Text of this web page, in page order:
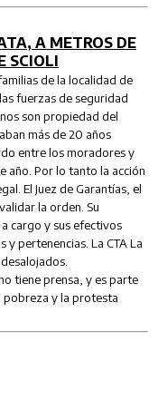
A METROS DE
SCIOLI
de la localidad de
fuerzas de seguridad
son propiedad del
más de 20 años
entre los moradores y
año. Por lo tanto la acción
El Juez de Garantías, el
la orden. Su
cargo y sus efectivos
pertenencias. La CTA La
tiene prensa, y es parte
pobreza y la protesta